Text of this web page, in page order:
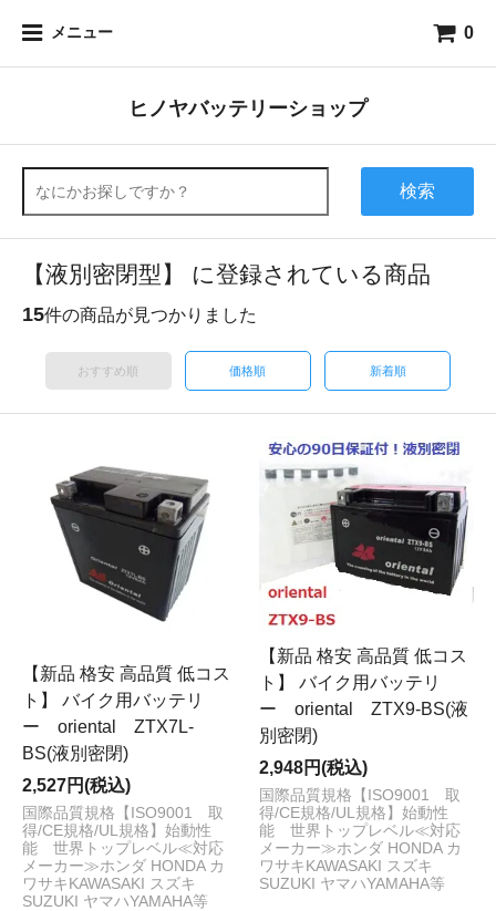
メニュー 0
ヒノヤバッテリーショップ
検索
【液別密閉型】 に登録されている商品
15件の商品が見つかりました
おすすめ順 価格順 新着順
【新品 格安 高品質 低コス
ト】 バイク用バッテリ
ー oriental ZTX7L-
BS(液別密閉)
2,527円(税込)
国際品質規格【ISO9001 取
得/CE規格/UL規格】始動性
能 世界トップレベル≪対応
メーカー≫ホンダ HONDA カ
ワサキKAWASAKI スズキ
SUZUKI ヤマハYAMAHA等
【新品 格安 高品質 低コス
ト】 バイク用バッテリ
ー oriental ZTX9-BS(液
別密閉)
2,948円(税込)
国際品質規格【ISO9001 取
得/CE規格/UL規格】始動性
能 世界トップレベル≪対応
メーカー≫ホンダ HONDA カ
ワサキKAWASAKI スズキ
SUZUKI ヤマハYAMAHA等